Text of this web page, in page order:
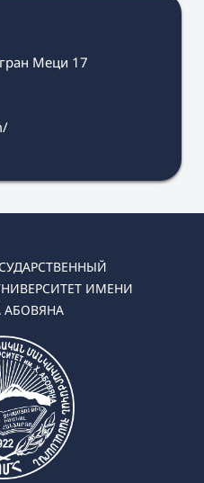
Меци 17
ИМЕНИ
АБОВЯНА